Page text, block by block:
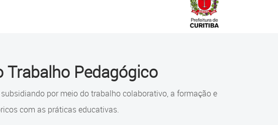
Trabalho Pedagógico
por meio do trabalho colaborativo, a formação e
com as práticas educativas.